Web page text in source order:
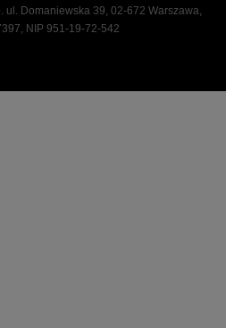
ul. Domaniewska 39, 02-672 Warszawa,
NIP 951-19-72-542